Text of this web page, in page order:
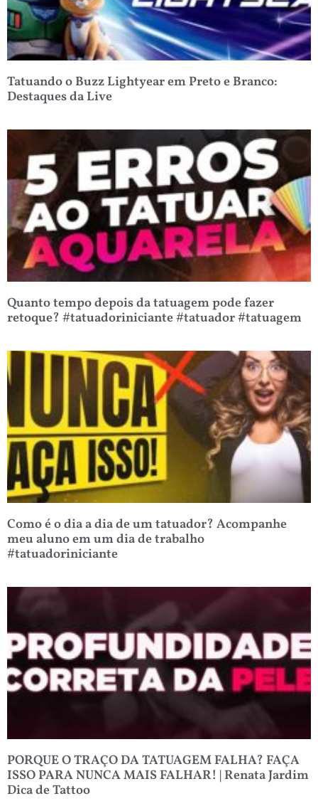
Tatuando o Buzz Lightyear em Preto e Branco:
Destaques da Live
Quanto tempo depois da tatuagem pode fazer
retoque? #tatuadoriniciante #tatuador #tatuagem
Como é o dia a dia de um tatuador? Acompanhe
meu aluno em um dia de trabalho
#tatuadoriniciante
PORQUE O TRAÇO DA TATUAGEM FALHA? FAÇA
ISSO PARA NUNCA MAIS FALHAR! | Renata Jardim
Dica de Tattoo